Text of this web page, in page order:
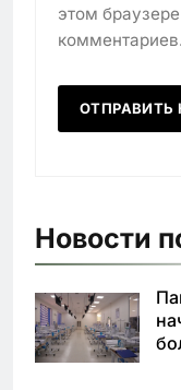
этом
комментариев.
Новости